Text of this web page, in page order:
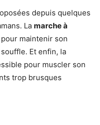
depuis quelques
La marche à
maintenir son
Et enfin, la
pour muscler son
trop brusques